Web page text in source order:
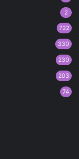
2
722
330
230
203
74